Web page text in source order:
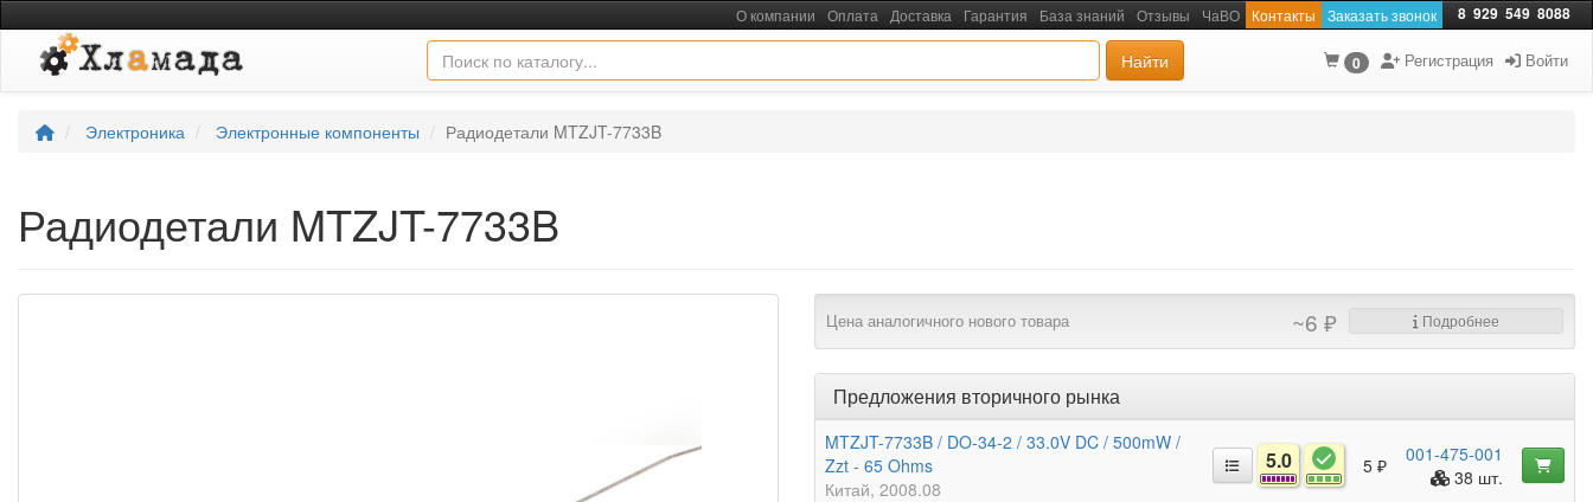
О компании Оплата Доставка Гарантия База знаний Отзывы ЧаВО Контакты Заказать звонок 8 929 549 8088
Найти 0 Регистрация Войти
Электроника Электронные компоненты Радиодетали MTZJT-7733B
Радиодетали MTZJT-7733B
Цена аналогичного нового товара ~6 ₽ Подробнее
Предложения вторичного рынка
MTZJT-7733B / DO-34-2 / 33.0V DC / 500mW /
Zzt - 65 Ohms
Китай 2008.08
5.0 5 ₽
001-475-001
38 шт.